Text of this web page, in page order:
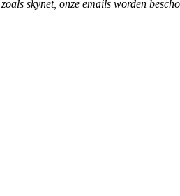
skynet, onze emails worden